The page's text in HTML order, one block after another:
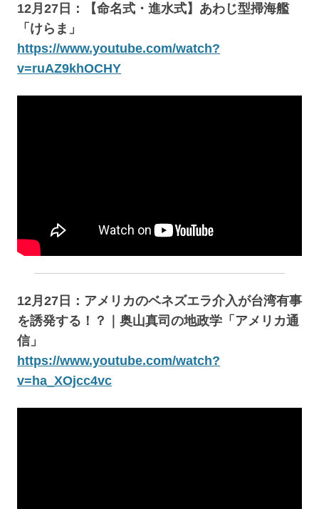
12月27日：【命名式・進水式】あわじ型掃海艦
「けらま」
https://www.youtube.com/watch?
v=ruAZ9khOCHY
12月27日：アメリカのベネズエラ介入が台湾有事
を誘発する！？｜奥山真司の地政学「アメリカ通
信」
https://www.youtube.com/watch?
v=ha_XOjcc4vc